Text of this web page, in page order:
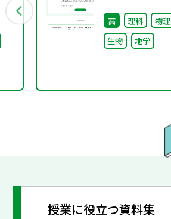
高 理科 物理
生物
地学
授業に役立つ資料集